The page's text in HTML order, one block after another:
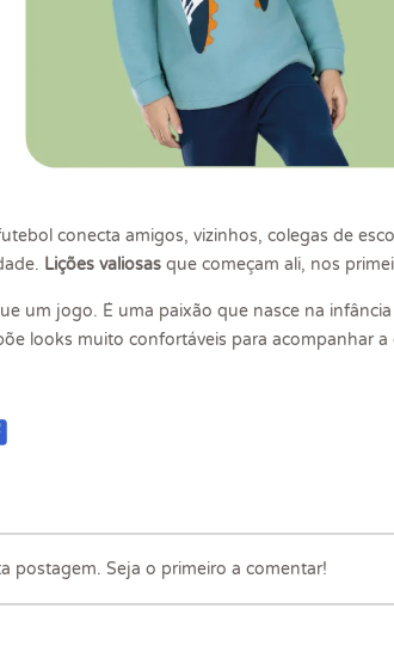
conecta amigos, vizinhos, colegas de
Lições valiosas que começam ali, nos
um jogo. É uma paixão que nasce na
looks muito confortáveis para acompanhar a
postagem. Seja o primeiro a comentar!